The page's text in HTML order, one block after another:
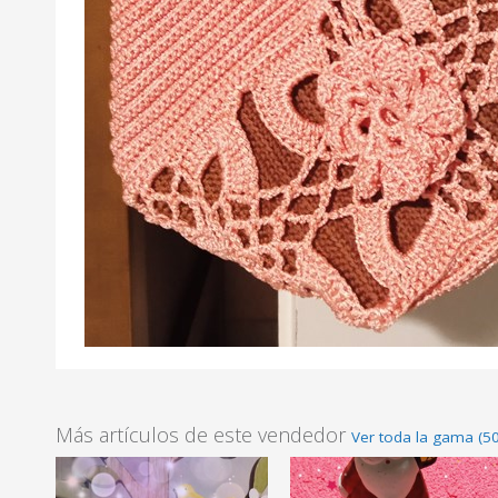
Más artículos de este vendedor Ver toda la gama